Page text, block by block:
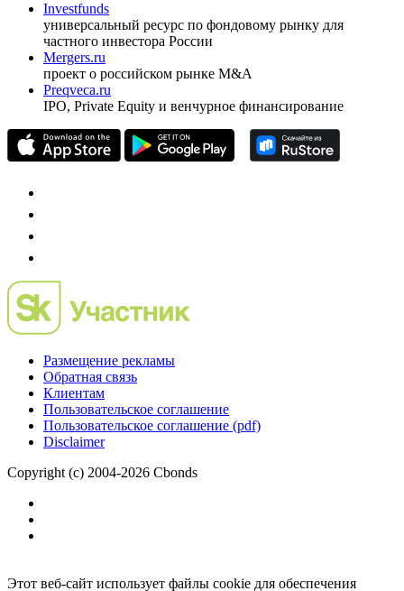
Investfunds
универсальный ресурс по фондовому рынку для
частного инвестора России
Mergers.ru
проект о российском рынке M&A
Preqveca.ru
IPO, Private Equity и венчурное финансирование
Размещение рекламы
Обратная связь
Клиентам
Пользовательское соглашение
Пользовательское соглашение (pdf)
Disclaimer
Copyright (c) 2004-2026 Cbonds
Этот веб-сайт использует файлы cookie для обеспечения